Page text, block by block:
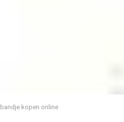
kopen online